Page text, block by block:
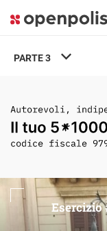
PARTE3
Esercizio